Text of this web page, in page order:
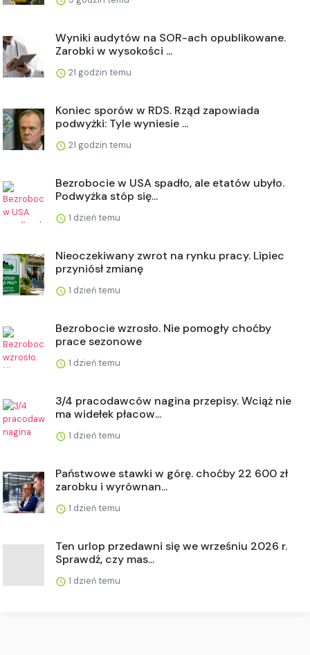
Wyniki audytów na SOR-ach opublikowane.
Zarobki w wysokości ...
21 godzin temu
Koniec sporów w RDS. Rząd zapowiada
podwyżki: Tyle wyniesie ...
21 godzin temu
Bezrobocie w USA spadło, ale etatów ubyło.
Podwyżka stóp się...
1 dzień temu
Nieoczekiwany zwrot na rynku pracy. Lipiec
przyniósł zmianę
1 dzień temu
Bezrobocie wzrosło. Nie pomogły choćby
prace sezonowe
1 dzień temu
3/4 pracodawców nagina przepisy. Wciąż nie
ma widełek płacow...
1 dzień temu
Państwowe stawki w górę. choćby 22 600 zł
zarobku i wyrównan...
1 dzień temu
Ten urlop przedawni się we wrześniu 2026 r.
Sprawdź, czy mas...
1 dzień temu